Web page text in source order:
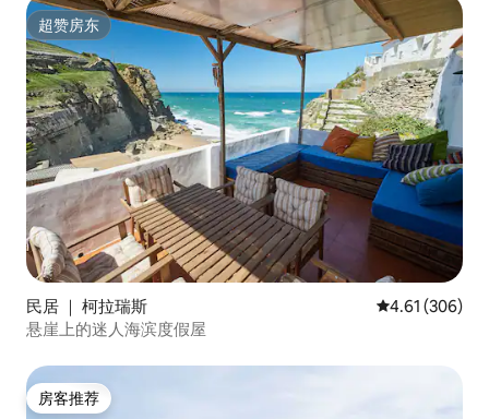
超赞房东
超赞房东
民居 ｜ 柯拉瑞斯 平均评分 4.61
4.61 (306)
悬崖上的迷人海滨度假屋
房客推荐
房客推荐